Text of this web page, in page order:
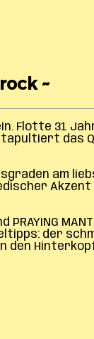
~
Flotte 31
das
am
Akzent
der
den